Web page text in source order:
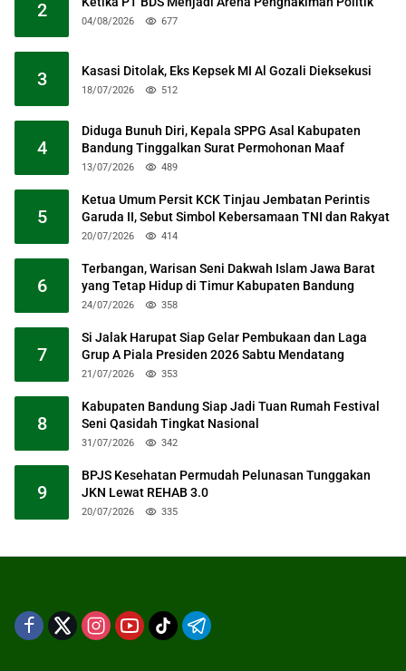
2 04/08/2026 677
3 Kasasi Ditolak, Eks Kepsek MI Al Gozali Dieksekusi
18/07/2026 512
4
Diduga Bunuh Diri, Kepala SPPG Asal Kabupaten
Bandung Tinggalkan Surat Permohonan Maaf
13/07/2026 489
5
Ketua Umum Persit KCK Tinjau Jembatan Perintis
Garuda II, Sebut Simbol Kebersamaan TNI dan Rakyat
20/07/2026 414
6
Terbangan, Warisan Seni Dakwah Islam Jawa Barat
yang Tetap Hidup di Timur Kabupaten Bandung
24/07/2026 358
7
Si Jalak Harupat Siap Gelar Pembukaan dan Laga
Grup A Piala Presiden 2026 Sabtu Mendatang
21/07/2026 353
8
Kabupaten Bandung Siap Jadi Tuan Rumah Festival
Seni Qasidah Tingkat Nasional
31/07/2026 342
9
BPJS Kesehatan Permudah Pelunasan Tunggakan
JKN Lewat REHAB 3.0
20/07/2026 335